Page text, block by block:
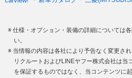
仕様・オプション・装備の詳細については
い。
当情報の内容は各社により予告なく変更さ
リクルートおよびLINEヤフー株式会社は当
を保証するものではなく、当コンテンツに